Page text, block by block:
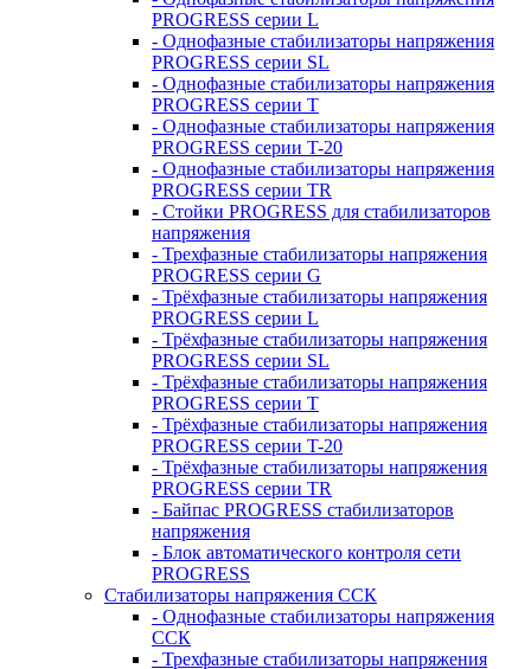
PROGRESS серии L
- Однофазные стабилизаторы напряжения
PROGRESS серии SL
- Однофазные стабилизаторы напряжения
PROGRESS серии T
- Однофазные стабилизаторы напряжения
PROGRESS серии T-20
- Однофазные стабилизаторы напряжения
PROGRESS серии TR
- Стойки PROGRESS для стабилизаторов
напряжения
- Трехфазные стабилизаторы напряжения
PROGRESS серии G
- Трёхфазные стабилизаторы напряжения
PROGRESS серии L
- Трёхфазные стабилизаторы напряжения
PROGRESS серии SL
- Трёхфазные стабилизаторы напряжения
PROGRESS серии T
- Трёхфазные стабилизаторы напряжения
PROGRESS серии T-20
- Трёхфазные стабилизаторы напряжения
PROGRESS серии TR
- Байпас PROGRESS стабилизаторов
напряжения
- Блок автоматического контроля сети
PROGRESS
Стабилизаторы напряжения ССК
- Однофазные стабилизаторы напряжения
ССК
- Трехфазные стабилизаторы напряжения